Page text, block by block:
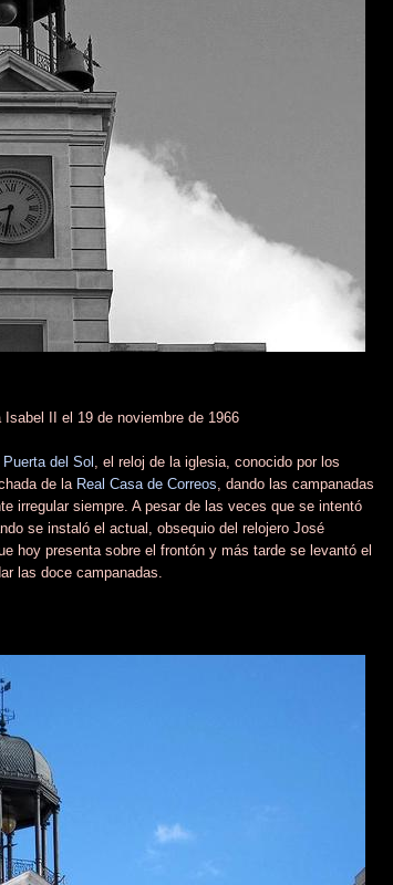
II el 19 de noviembre de 1966
Puerta del Sol , el reloj de la iglesia, conocido por los
de la Real Casa de Correos , dando las campanadas
irregular siempre. A pesar de las veces que se intentó
se instaló el actual, obsequio del relojero José
hoy presenta sobre el frontón y más tarde se levantó el
las doce campanadas.